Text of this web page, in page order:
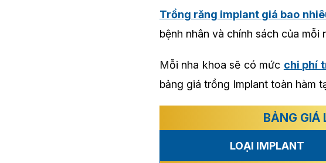
Trồng răng implant giá bao
bệnh nhân và chính sách của mỗi
Mỗi nha khoa sẽ có mức chi phí
bảng giá trồng Implant toàn hàm
BẢNG GIÁ
LOẠI IMPLANT